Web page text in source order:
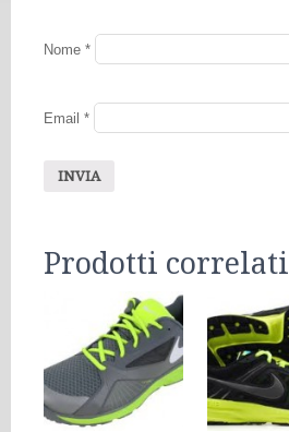
Nome *
Email *
Prodotti correlati